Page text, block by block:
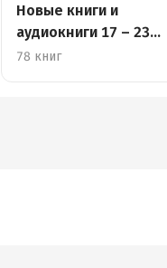
Новые книги и
аудиокниги 17 – 23
февраля
78 книг